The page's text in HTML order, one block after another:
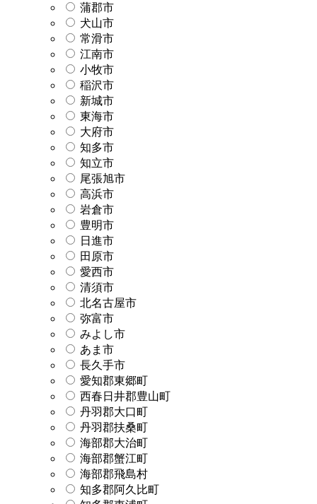
蒲郡市
犬山市
常滑市
江南市
小牧市
稲沢市
新城市
東海市
大府市
知多市
知立市
尾張旭市
高浜市
岩倉市
豊明市
日進市
田原市
愛西市
清須市
北名古屋市
弥富市
みよし市
あま市
長久手市
愛知郡東郷町
西春日井郡豊山町
丹羽郡大口町
丹羽郡扶桑町
海部郡大治町
海部郡蟹江町
海部郡飛島村
知多郡阿久比町